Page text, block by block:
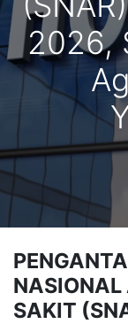
2026,
NASIONAL
SAKIT